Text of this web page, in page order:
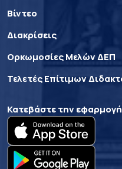
Βίντεο
Διακρίσεις
Ορκωμοσίες Μελών ΔΕΠ
Τελετές Επίτιμων
Κατεβάστε την